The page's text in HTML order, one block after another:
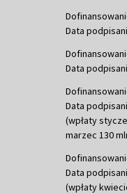
Data
Data
Data
(wpłaty
marzec 130
Data
(wpłaty